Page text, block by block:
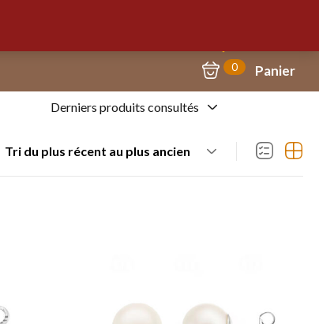
0 Panier
Derniers produits consultés
Tri du plus récent au plus ancien